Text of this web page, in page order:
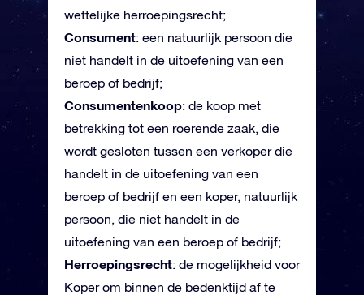
wettelijke herroepingsrecht;
Consument: een natuurlijk persoon die
niet handelt in de uitoefening van een
beroep of bedrijf;
Consumentenkoop: de koop met
betrekking tot een roerende zaak, die
wordt gesloten tussen een verkoper die
handelt in de uitoefening van een
beroep of bedrijf en een koper, natuurlijk
persoon, die niet handelt in de
uitoefening van een beroep of bedrijf;
Herroepingsrecht: de mogelijkheid voor
Koper om binnen de bedenktijd af te